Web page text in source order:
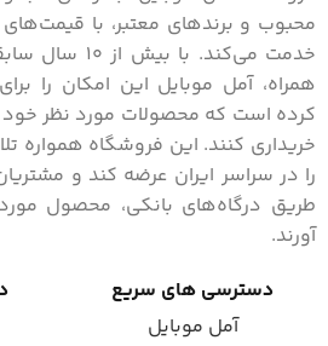
محبوب و برندهای معتبر، با
خدمت می‌کند.
همراه، آمل موبایل این امکان را
کرده است که محصولات مورد نظر
خریداری کنند. این فروشگاه همواره
را در سراسر ایران عرضه کند و
طریق درگاه‌های بانکی، محصول
آورند.
دسترسی های سریع
آمل موبایل